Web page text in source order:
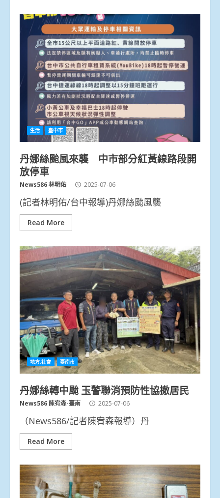
生活 臺中市
丹娜絲颱風來襲 中市部分紅黃線路段開
放停車
News586 林明佑 2025-07-06
(記者林明佑/台中報導)丹娜絲颱風襲
Read More
地方.社會 臺南市
丹娜絲轉中颱 玉警聯消預防性協撤居民
News586 陳宥森-臺南 2025-07-06
（News586/記者陳宥森報導）丹
Read More